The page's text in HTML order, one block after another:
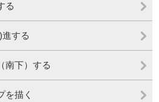
る
する
南下）する
を描く